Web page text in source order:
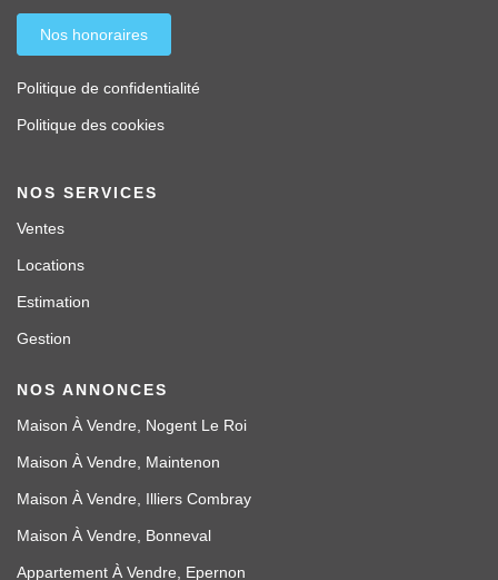
Nos honoraires
Politique de confidentialité
Politique des cookies
NOS SERVICES
Ventes
Locations
Estimation
Gestion
NOS ANNONCES
Maison À Vendre, Nogent Le Roi
Maison À Vendre, Maintenon
Maison À Vendre, Illiers Combray
Maison À Vendre, Bonneval
Appartement À Vendre, Epernon